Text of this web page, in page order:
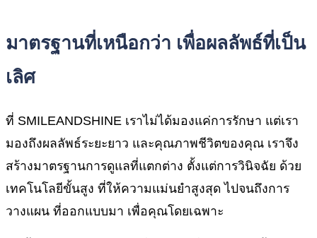
มาตรฐานที่เหนือกว่า เพื่อผลลัพธ์ที่เป็น
เลิศ
ที่ SMILEANDSHINE เราไม่ได้มองแค่การรักษา แต่เรา
มองถึงผลลัพธ์ระยะยาว และคุณภาพชีวิตของคุณ เราจึง
สร้างมาตรฐานการดูแลที่แตกต่าง ตั้งแต่การวินิจฉัย ด้วย
เทคโนโลยีขั้นสูง ที่ให้ความแม่นยำสูงสุด ไปจนถึงการ
วางแผน ที่ออกแบบมา เพื่อคุณโดยเฉพาะ